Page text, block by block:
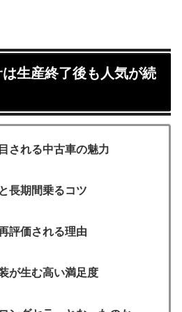
生産終了後も人気が続
される中古車の魅力
長期間乗るコツ
評価される理由
が生む高い満足度